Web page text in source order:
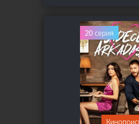
20 серия